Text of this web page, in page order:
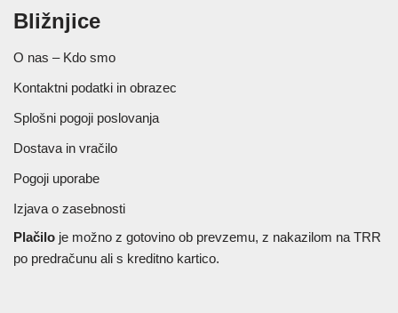
Bližnjice
O nas – Kdo smo
Kontaktni podatki in obrazec
Splošni pogoji poslovanja
Dostava in vračilo
Pogoji uporabe
Izjava o zasebnosti
Plačilo je možno z gotovino ob prevzemu, z nakazilom na TRR
po predračunu ali s kreditno kartico.